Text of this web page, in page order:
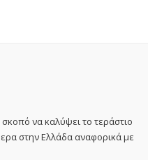
να καλύψει το τεράστιο
στην Ελλάδα αναφορικά με